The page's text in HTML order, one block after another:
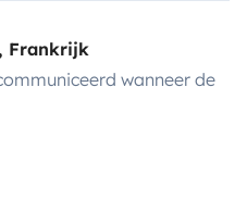
Frankrijk
wanneer de